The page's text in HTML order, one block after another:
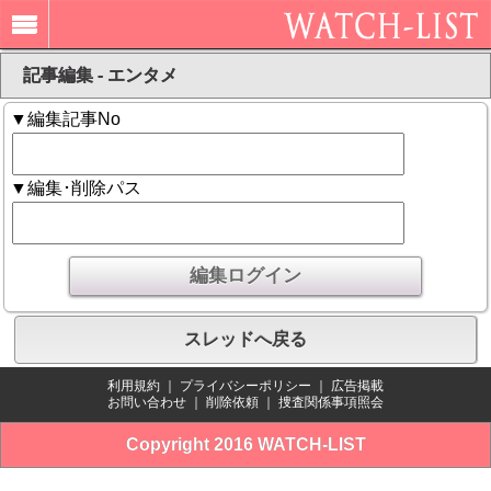
記事編集 - エンタメ
▼編集記事No
▼編集･削除パス
スレッドへ戻る
利用規約 プライバシーポリシー
広告掲載
お問い合わせ
削除依頼 捜査関係事項照会
Copyright 2016 WATCH-LIST